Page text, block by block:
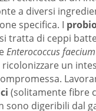
a diversi
specifica. I
tratta di ceppi
Enterococcus faecium
un
(solitamente fibre
sono digeribili dal